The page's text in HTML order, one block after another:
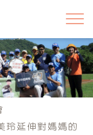
玲延伸對媽媽的